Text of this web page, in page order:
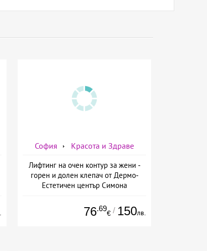
София Красота и Здраве
Лифтинг на очен контур за жени -
горен и долен клепач от Дермо-
Естетичен център Симона
76.69
€ / 150лв.